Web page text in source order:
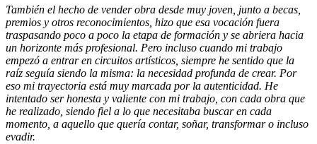
También el hecho de vender obra desde muy joven, junto a becas,
premios y otros reconocimientos, hizo que esa vocación fuera
traspasando poco a poco la etapa de formación y se abriera hacia
un horizonte más profesional. Pero incluso cuando mi trabajo
empezó a entrar en circuitos artísticos, siempre he sentido que la
raíz seguía siendo la misma: la necesidad profunda de crear. Por
eso mi trayectoria está muy marcada por la autenticidad. He
intentado ser honesta y valiente con mi trabajo, con cada obra que
he realizado, siendo fiel a lo que necesitaba buscar en cada
momento, a aquello que quería contar, soñar, transformar o incluso
evadir.